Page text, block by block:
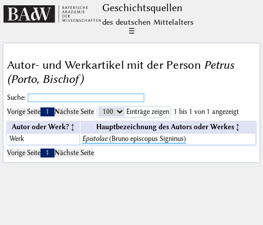
Geschichts­quellen
des deutschen Mittelalters
☰
Autor- und Werkartikel mit der Person Petrus
(Porto, Bischof)
Suche:
Vorige Seite
1 Nächste Seite Einträge zeigen
1 bis 1 von 1 angezeigt
Autor oder Werk?
Hauptbezeichnung des Autors oder Werkes
Werk
Epistolae(Bruno episcopus Signinus)
Vorige Seite
1 Nächste Seite